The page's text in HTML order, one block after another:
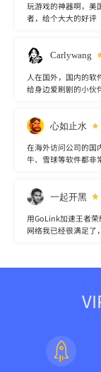
玩游戏的神器啊，美
者，给个大大的好评
Carlywang
人在国外，国内的软
给身边爱刷剧的小伙
心如止水
在海外访问公司的国
牛、雪球等软件都非
一起开黑
用GoLink加速王者
网络我已经很满足了